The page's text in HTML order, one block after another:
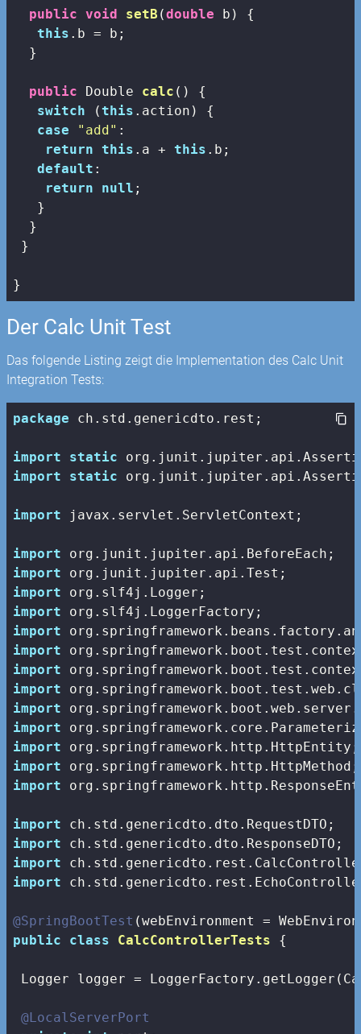
public void setB (double b)
{
this .b = b;
  }
public Double calc ()
{
switch (this .action) {
case
"add" :
return this .a + this .b;
default :
return
null ;
   }
  }
}
}
Der Calc Unit Test
Das folgende Listing zeigt die Implementation des Calc Unit
Integration Tests:
package ch.std.genericdto.rest;
import
static
import
static
import javax.servlet.ServletContext;
import
import
import
import
import
import
import
import
import
import
import
import
import
import
import
import
import
@SpringBootTest
public
class CalcControllerTests {
Logger logger =
@LocalServerPort